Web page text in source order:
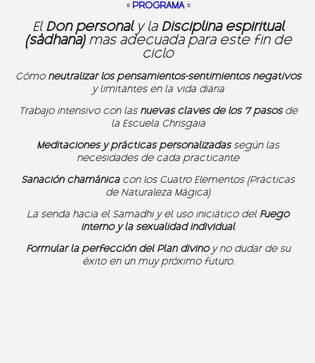
:: PROGRAMA ::
El Don personaly la Disciplina espiritual
(sâdhana)mas adecuada para este fin de
ciclo
Cómo neutralizar los pensamientos-sentimientos negativos
y limitantes en la vida diaria
Trabajo intensivo con las nuevas claves de los 7 pasosde
la Escuela Chrisgaia
Meditaciones y prácticas personalizadassegún las
necesidades de cada practicante
Sanación chamánicacon los Cuatro Elementos (Prácticas
de Naturaleza Mágica)
La senda hacia el Samadhi y el uso iniciático del Fuego
interno y la sexualidad individual
Formular la perfección del Plan divinoy no dudar de su
éxito en un muy próximo futuro.